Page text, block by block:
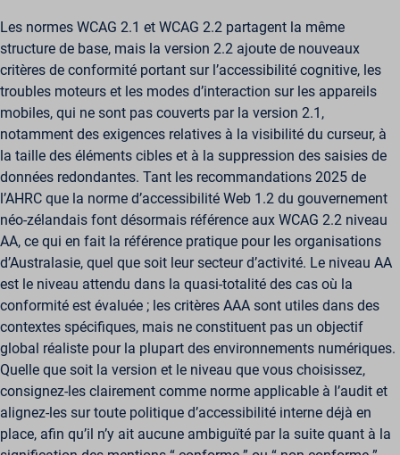
Les normes WCAG 2.1 et WCAG 2.2 partagent la même
structure de base, mais la version 2.2 ajoute de nouveaux
critères de conformité portant sur l’accessibilité cognitive, les
troubles moteurs et les modes d’interaction sur les appareils
mobiles, qui ne sont pas couverts par la version 2.1,
notamment des exigences relatives à la visibilité du curseur, à
la taille des éléments cibles et à la suppression des saisies de
données redondantes. Tant les recommandations 2025 de
l’AHRC que la norme d’accessibilité Web 1.2 du gouvernement
néo-zélandais font désormais référence aux WCAG 2.2 niveau
AA, ce qui en fait la référence pratique pour les organisations
d’Australasie, quel que soit leur secteur d’activité. Le niveau AA
est le niveau attendu dans la quasi-totalité des cas où la
conformité est évaluée ; les critères AAA sont utiles dans des
contextes spécifiques, mais ne constituent pas un objectif
global réaliste pour la plupart des environnements numériques.
Quelle que soit la version et le niveau que vous choisissez,
consignez-les clairement comme norme applicable à l’audit et
alignez-les sur toute politique d’accessibilité interne déjà en
place, afin qu’il n’y ait aucune ambiguïté par la suite quant à la